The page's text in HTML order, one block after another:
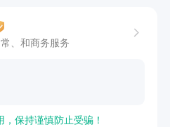
、和商务服务
保持谨慎防止受骗！